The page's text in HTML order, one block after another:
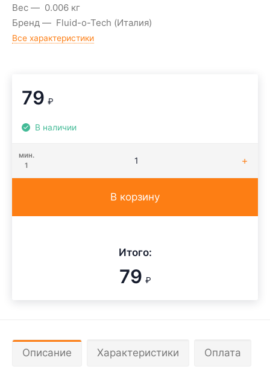
Вес
0.006 кг
Бренд
Fluid-o-Tech (Италия)
Все характеристики
79 ₽
В наличии
мин.
1
В корзину
Итого:
79 ₽
Описание Характеристики Оплата